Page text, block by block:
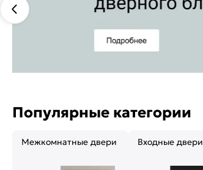
Популярные категории
Межкомнатные двери Входные двери